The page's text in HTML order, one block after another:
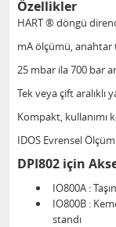
Özellikler
HART ® döngü
mA ölçümü, anahtar
25 mbar ila 700 bar
Tek veya çift aralıklı
Kompakt, kullanımı
IDOS Evrensel
DPI802 için
IO800A :
IO800B :
standı